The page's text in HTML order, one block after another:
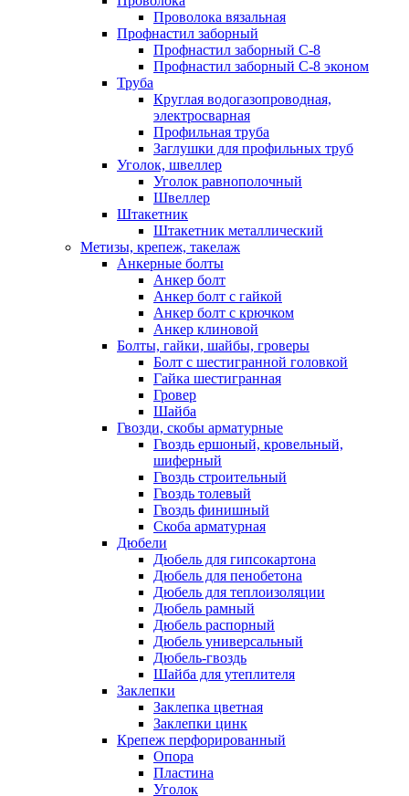
Проволока вязальная
Профнастил заборный
Профнастил заборный С-8
Профнастил заборный С-8 эконом
Труба
Круглая водогазопроводная,
электросварная
Профильная труба
Заглушки для профильных труб
Уголок, швеллер
Уголок равнополочный
Швеллер
Штакетник
Штакетник металлический
Метизы, крепеж, такелаж
Анкерные болты
Анкер болт
Анкер болт с гайкой
Анкер болт с крючком
Анкер клиновой
Болты, гайки, шайбы, гроверы
Болт c шестигранной головкой
Гайка шестигранная
Гровер
Шайба
Гвозди, скобы арматурные
Гвоздь ершоный, кровельный,
шиферный
Гвоздь строительный
Гвоздь толевый
Гвоздь финишный
Скоба арматурная
Дюбели
Дюбель для гипсокартона
Дюбель для пенобетона
Дюбель для теплоизоляции
Дюбель рамный
Дюбель распорный
Дюбель универсальный
Дюбель-гвоздь
Шайба для утеплителя
Заклепки
Заклепка цветная
Заклепки цинк
Крепеж перфорированный
Опора
Пластина
Уголок